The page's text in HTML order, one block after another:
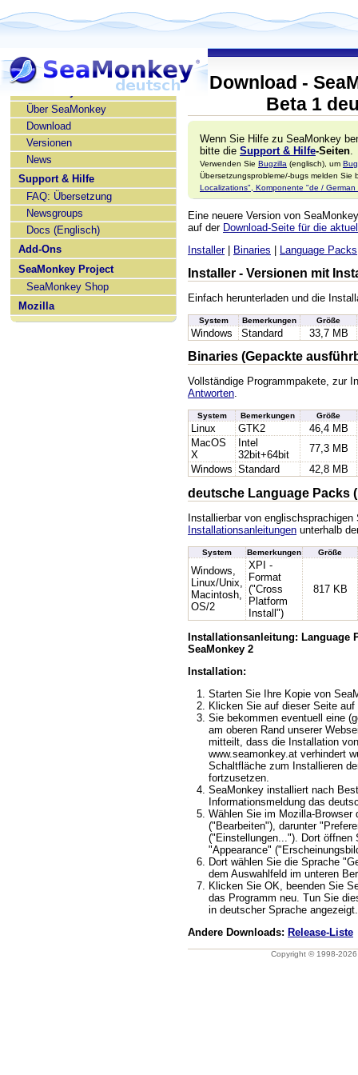
SeaMonkey deutsch
Über SeaMonkey
Download
Versionen
News
Support & Hilfe
FAQ: Übersetzung
Newsgroups
Docs (Englisch)
Add-Ons
SeaMonkey Project
SeaMonkey Shop
Mozilla
Download -
Beta 1
Wenn Sie Hilfe zu SeaMonkey
bitte die Support & Hilfe-Seiten
Verwenden Sie Bugzilla (englisch), um
Übersetzungsprobleme/-bugs melden Sie
Localizations", Komponente "de / German
Eine neuere Version von
auf der Download-Seite für die
Installer| Binaries | Language Packs
Installer - Versionen mit
Einfach herunterladen und die
System Bemerkungen Größe
Windows Standard 33,7 MB
Binaries (Gepackte
Vollständige Programmpakete, zur
Antworten.
System Bemerkungen Größe
Linux GTK2
46,4 MB
MacOS
X
Intel
32bit+64bit
77,3 MB
Windows Standard 42,8 MB
deutsche Language Packs
Installierbar von
Installationsanleitungen unterhalb
System Bemerkungen Größe
Windows,
Linux/Unix,
Macintosh,
OS/2
XPI -
Format
("Cross
Platform
Install")
817 KB
Installationsanleitung: Language
SeaMonkey 2
Installation:
Starten Sie Ihre Kopie von
Klicken Sie auf dieser Seite
Sie bekommen eventuell eine
am oberen Rand unserer
mitteilt, dass die Installation
www.seamonkey.at verhindert
Schaltfläche zum Installieren
fortzusetzen.
SeaMonkey installiert nach
Informationsmeldung das
Wählen Sie im Mozilla-Browser
("Bearbeiten"), darunter
("Einstellungen..."). Dort öffnen
"Appearance"
Dort wählen Sie die Sprache
dem Auswahlfeld im unteren
Klicken Sie OK, beenden Sie
das Programm neu. Tun Sie
in deutscher Sprache angezeigt.
Andere Downloads: Release-Liste
Copyright © 1998-